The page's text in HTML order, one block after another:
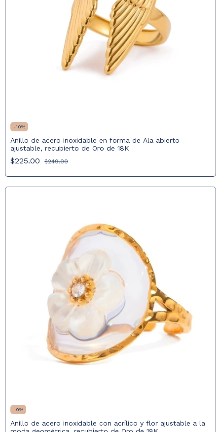
-10%
Anillo de acero inoxidable en forma de Ala abierto
ajustable, recubierto de Oro de 18K
$225.00 $249.00
-9%
Anillo de acero inoxidable con acrílico y flor ajustable a la